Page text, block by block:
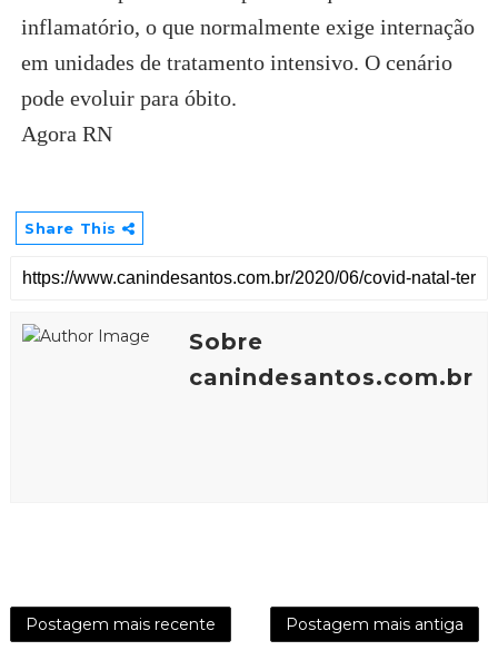
inflamatório, o que normalmente exige internação
em unidades de tratamento intensivo. O cenário
pode evoluir para óbito.
Agora RN
Share This
Sobre
canindesantos.com.br
Postagem mais recente Postagem mais antiga